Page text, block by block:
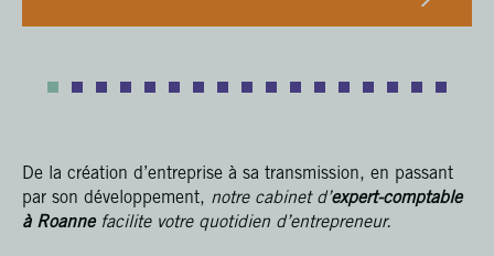
De la création d’entreprise à sa transmission, en passant
par son développement, notre cabinet d’expert-comptable
à Roanne facilite votre quotidien d’entrepreneur.